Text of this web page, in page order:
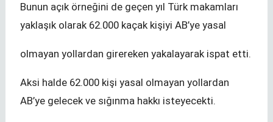
Bunun açık örneğini de geçen yıl Türk makamları
yaklaşık olarak 62.000 kaçak kişiyi AB’ye yasal
olmayan yollardan girereken yakalayarak ispat etti.
Aksi halde 62.000 kişi yasal olmayan yollardan
AB’ye gelecek ve sığınma hakkı isteyecekti.